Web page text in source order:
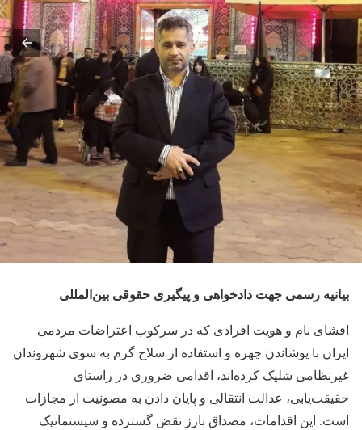
بیانیه رسمی جهت دادخواهی و پیگیری حقوقی بین‌المللی
افشای نام و هویت افرادی که در سرکوب اعتراضات مردمی
ایران با پوشاندن چهره و استفاده از سلاح گرم به سوی شهروندان
غیرنظامی شلیک کرده‌اند، اقدامی ضروری در راستای
حقیقت‌یابی، عدالت انتقالی و پایان دادن به مصونیت از مجازات
است. این اقدامات، مصداق بارز نقض گسترده و سیستماتیک